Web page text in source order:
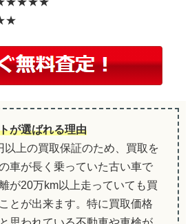
が選ばれる理由
以上の買取保証のため、買取を
車が長く乗っていた古い車で
が20万km以上走っていても買
とが出来ます。特に買取価格